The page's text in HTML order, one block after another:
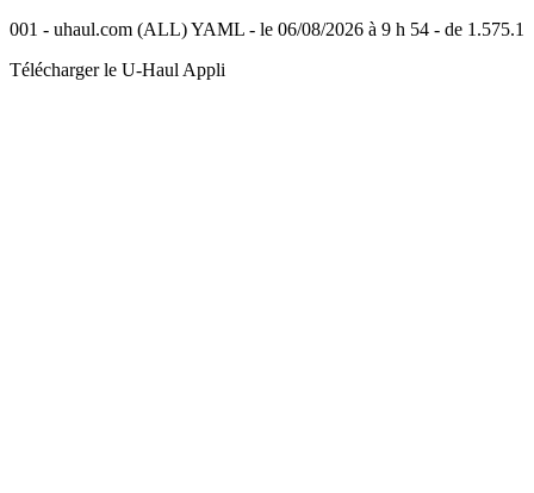
001 - uhaul.com (ALL) YAML - le 06/08/2026 à 9 h 54 - de 1.575.1
Télécharger le U-Haul Appli